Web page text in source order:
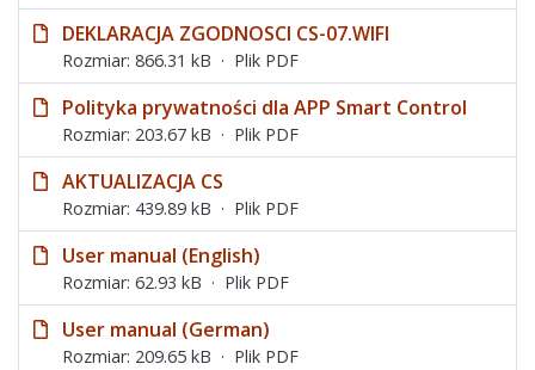
DEKLARACJA ZGODNOSCI CS-07.WIFI
Rozmiar: 866.31 kB Plik PDF
Polityka prywatności dla APP Smart Control
Rozmiar: 203.67 kB Plik PDF
AKTUALIZACJA CS
Rozmiar: 439.89 kB Plik PDF
User manual (English)
Rozmiar: 62.93 kB Plik PDF
User manual (German)
Rozmiar: 209.65 kB Plik PDF